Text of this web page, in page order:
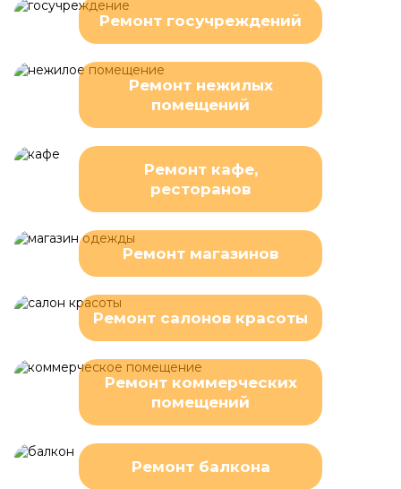
Ремонт госучреждений
Ремонт нежилых
помещений
Ремонт кафе,
ресторанов
Ремонт магазинов
Ремонт салонов красоты
Ремонт коммерческих
помещений
Ремонт балкона